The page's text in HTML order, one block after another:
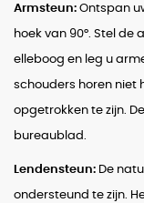
Armsteun: Ontspan
hoek van 90°. Stel
elleboog en leg u
schouders horen niet
opgetrokken te zijn.
bureaublad.
Lendensteun: De
ondersteund te zijn.